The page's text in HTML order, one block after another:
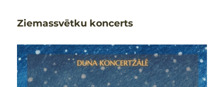
Ziemassvētku koncerts